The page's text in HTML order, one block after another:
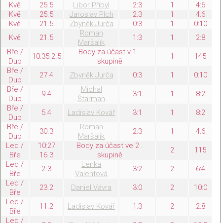
Kvě
25.5 Libor Přibyl 2:3 1
4:6
Kvě
25.5 Jaroslav Plch 2:3 1
4:6
Kvě
21.5 Zbyněk Jurča 0:3 1
0:10
Kvě
21.5
Roman
Maršalík
1:3 1
2:8
Bře /
Dub
10:35 2.5
Body za účast v 1 .
skupině
1
145
Bře /
Dub
27.4 Zbyněk Jurča 0:3 1
0:10
Bře /
Dub
9.4
Michal
Štarman
3:1 1
8:2
Bře /
Dub
5.4 Ladislav Kovář 3:1 1
8:2
Bře /
Dub
30.3
Roman
Maršalík
2:3 1
4:6
Led /
Bře
10:27
16.3
Body za účast ve 2 .
skupině
2
115
Led /
Bře
2.3
Lenka
Valentová
3:2 2
6:4
Led /
Bře
23.2 Daniel Vávra 3:0 2
10:0
Led /
Bře
11.2 Ladislav Kovář 1:3 2
2:8
Led /